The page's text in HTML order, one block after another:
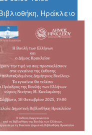
Ηράκλειο